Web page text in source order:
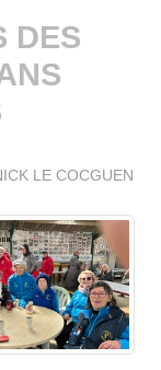
DES
LE COCGUEN